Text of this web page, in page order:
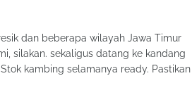
dan beberapa wilayah Jawa Timur
silakan. sekaligus datang ke kandang
kambing selamanya ready. Pastikan